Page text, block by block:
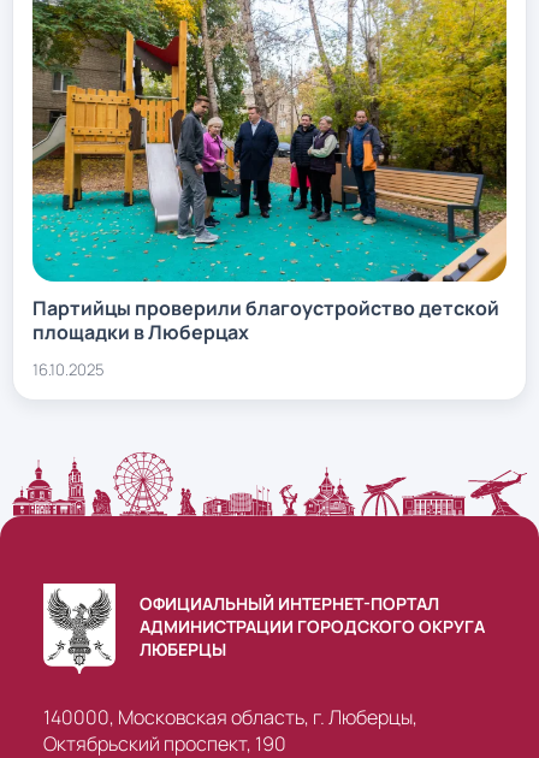
Партийцы проверили благоустройство детской
площадки в Люберцах
16.10.2025
ОФИЦИАЛЬНЫЙ ИНТЕРНЕТ-ПОРТАЛ
АДМИНИСТРАЦИИ ГОРОДСКОГО ОКРУГА
ЛЮБЕРЦЫ
140000, Московская область, г. Люберцы,
Октябрьский проспект, 190